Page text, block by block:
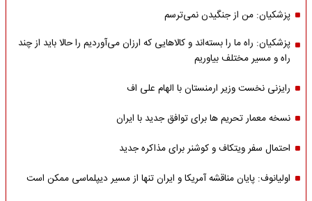
پزشکیان: من از جنگیدن نمی‌ترسم
پزشکیان: راه ما را بسته‌اند و کالاهایی که ارزان می‌آوردیم را حالا باید از چند
راه و مسیر مختلف بیاوریم
رایزنی نخست وزیر ارمنستان با الهام علی اف
نسخه معمار تحریم ها برای توافق جدید با ایران
احتمال سفر ویتکاف و کوشنر برای مذاکره جدید
اولیانوف: پایان مناقشه آمریکا و ایران تنها از مسیر دیپلماسی ممکن است